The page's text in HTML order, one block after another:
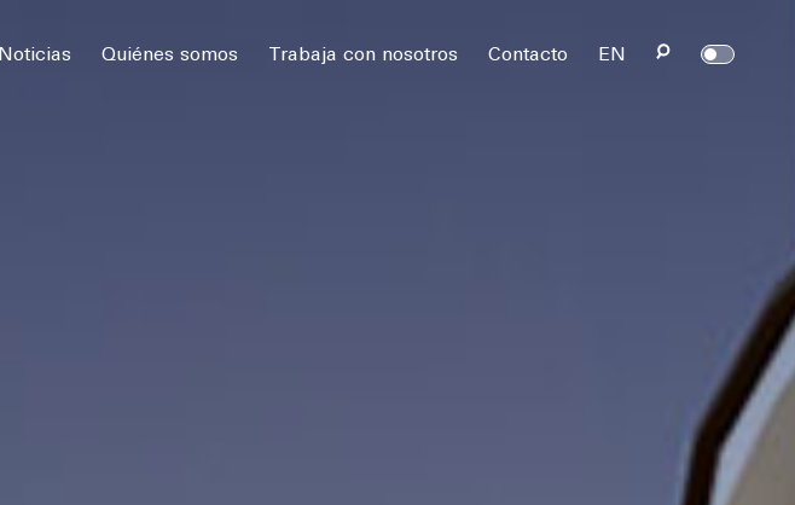
Noticias Quiénes somos Trabaja con nosotros Contacto EN